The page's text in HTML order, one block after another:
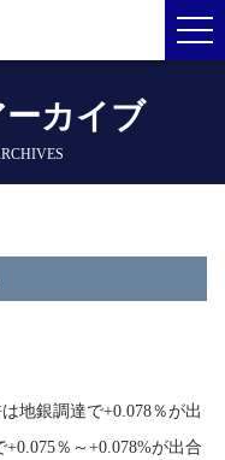
カイブ
地銀調達で+0.078％が出
％～+0.078%が出合